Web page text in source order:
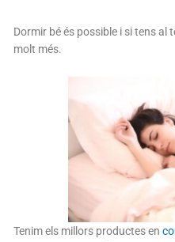
Dormir bé és possible i si tens al
molt més.
Tenim els millors productes en